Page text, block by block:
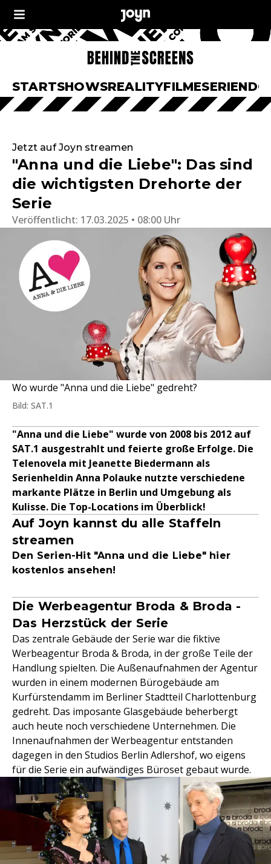
STARTSHOWSREALITYFILMESERIEN
Jetzt auf Joyn streamen
"Anna und die Liebe": Das sind
die wichtigsten Drehorte der
Serie
Veröffentlicht: 17.03.2025 • 08:00 Uhr
Wo wurde "Anna und die Liebe" gedreht?
Bild: SAT.1
"Anna und die Liebe" wurde von 2008 bis 2012 auf
SAT.1 ausgestrahlt und feierte große Erfolge. Die
Telenovela mit Jeanette Biedermann als
Serienheldin Anna Polauke nutzte verschiedene
markante Plätze in Berlin und Umgebung als
Kulisse. Die Top-Locations im Überblick!
Auf Joyn kannst du alle Staffeln
streamen
Den Serien-Hit "Anna und die Liebe" hier
kostenlos ansehen!
Die Werbeagentur Broda & Broda -
Das Herzstück der Serie
Das zentrale Gebäude der Serie war die fiktive
Werbeagentur Broda & Broda, in der große Teile der
Handlung spielten. Die Außenaufnahmen der Agentur
wurden in einem modernen Bürogebäude am
Kurfürstendamm im Berliner Stadtteil Charlottenburg
gedreht. Das imposante Glasgebäude beherbergt
auch heute noch verschiedene Unternehmen. Die
Innenaufnahmen der Werbeagentur entstanden
dagegen in den Studios Berlin Adlershof, wo eigens
für die Serie ein aufwändiges Büroset gebaut wurde.